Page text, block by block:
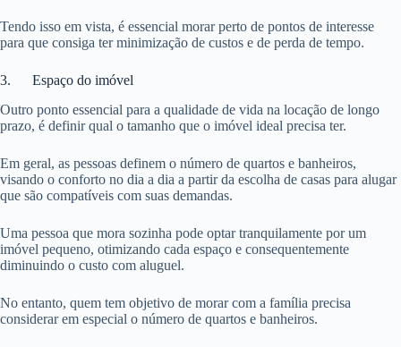
Tendo isso em vista, é essencial morar perto de pontos de interesse
para que consiga ter minimização de custos e de perda de tempo.
3. Espaço do imóvel
Outro ponto essencial para a qualidade de vida na locação de longo
prazo, é definir qual o tamanho que o imóvel ideal precisa ter.
Em geral, as pessoas definem o número de quartos e banheiros,
visando o conforto no dia a dia a partir da escolha de casas para alugar
que são compatíveis com suas demandas.
Uma pessoa que mora sozinha pode optar tranquilamente por um
imóvel pequeno, otimizando cada espaço e consequentemente
diminuindo o custo com aluguel.
No entanto, quem tem objetivo de morar com a família precisa
considerar em especial o número de quartos e banheiros.